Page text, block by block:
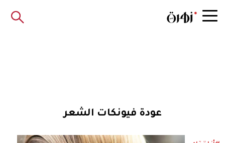
عودة فيونكات الشعر